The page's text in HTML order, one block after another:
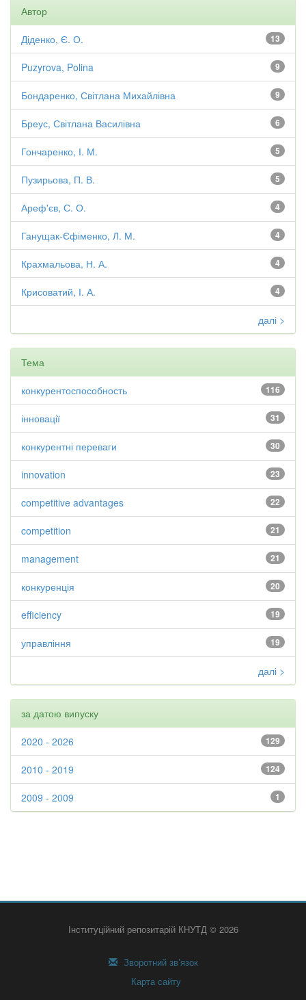
Автор
13
Діденко, Є. О.
9
Puzyrova, Polina
9
Бондаренко, Світлана Михайлівна
6
Бреус, Світлана Василівна
5
Гончаренко, І. М.
5
Пузирьова, П. В.
4
Ареф'єв, С. О.
4
Ганущак-Єфіменко, Л. М.
4
Крахмальова, Н. А.
4
Крисоватий, І. А.
далі >
Тема
116
конкурентоспособность
31
інновації
30
конкурентні переваги
23
innovation
22
competitive advantages
21
competition
21
management
20
конкуренція
19
efficiency
19
управління
далі >
за датою випуску
129
2020 - 2026
124
2010 - 2019
1
2009 - 2009
Інституційний репозитарій КНУТД © 2026
Зворотний зв’язок
Карта сайту